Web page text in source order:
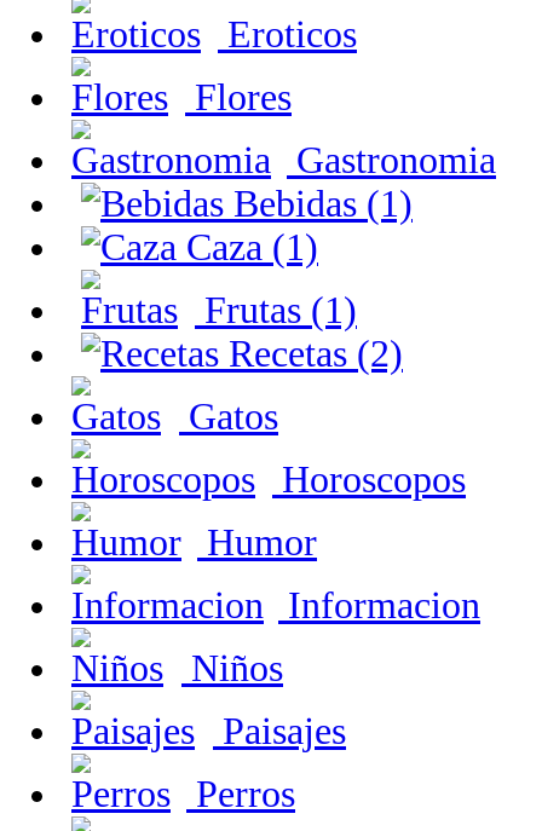
Eroticos
Flores
Gastronomia
Bebidas (1)
Caza (1)
Frutas (1)
Recetas (2)
Gatos
Horoscopos
Humor
Informacion
Niños
Paisajes
Perros